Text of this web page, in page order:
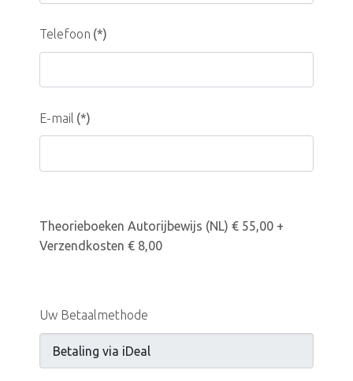
Telefoon (*)
E-mail (*)
Theorieboeken Autorijbewijs (NL) € 55,00 +
Verzendkosten € 8,00
Uw Betaalmethode